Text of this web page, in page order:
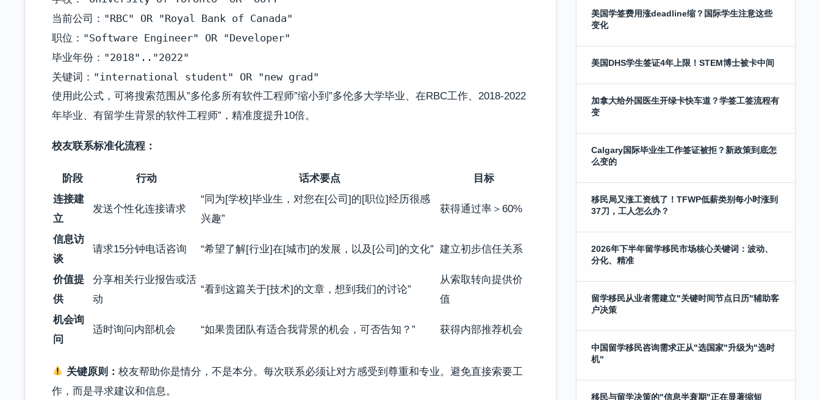
当前公司："RBC" OR "Royal Bank of Canada"
职位："Software Engineer" OR "Developer"
毕业年份："2018".."2022"
使用此公式，可将搜索范围从”多伦多所有软件工程师”缩小到”多伦多大学毕业、在RBC工作、2018-2022
年毕业、有留学生背景的软件工程师”，精准度提升10倍。
校友联系标准化流程：
阶段 行动 话术要点
目标
连接建
立
发送个性化连接请求
“同为[学校]毕业生，对您在[公司]的[职位]经历很感
兴趣”
获得通过率＞60%
信息访
谈
请求15分钟电话咨询 “希望了解[行业]在[城市]的发展，以及[公司]的文化” 建立初步信任关系
价值提
供
分享相关行业报告或活
动
“看到这篇关于[技术]的文章，想到我们的讨论”
从索取转向提供价
值
机会询
问
适时询问内部机会 “如果贵团队有适合我背景的机会，可否告知？” 获得内部推荐机会
关键原则：校友帮助你是情分，不是本分。每次联系必须让对方感受到尊重和专业。避免直接索要工
作，而是寻求建议和信息。
美国学签费用涨deadline缩？国际学生注意这些
变化
美国DHS学生签证4年上限！STEM博士被卡中间
加拿大给外国医生开绿卡快车道？学签工签流程有
变
Calgary国际毕业生工作签证被拒？新政策到底怎
么变的
移民局又涨工资线了！TFWP低薪类别每小时涨到
37刀，工人怎么办？
2026年下半年留学移民市场核心关键词：波动、
分化、精准
留学移民从业者需建立"关键时间节点日历"辅助客
户决策
中国留学移民咨询需求正从"选国家"升级为"选时
机"
移民与留学决策的"信息半衰期"正在显著缩短